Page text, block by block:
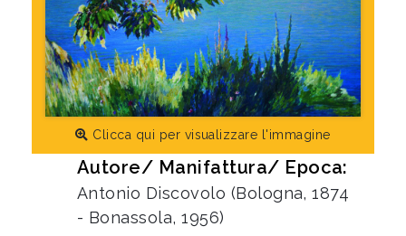
Clicca qui per visualizzare l'immagine
Autore/ Manifattura/ Epoca:
Antonio Discovolo (Bologna, 1874
- Bonassola, 1956)